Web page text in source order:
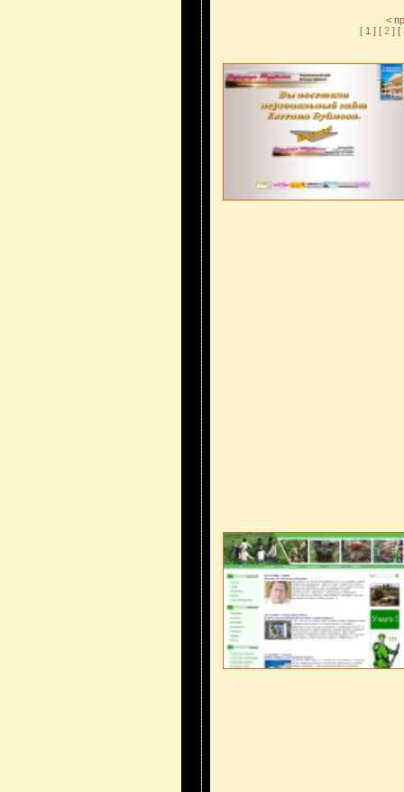
<
[ 1 ] [2 ] [